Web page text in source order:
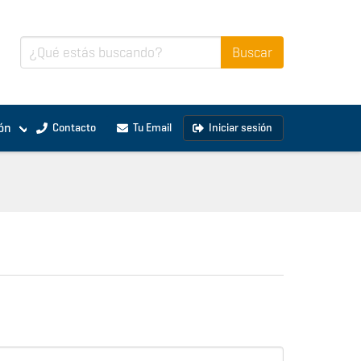
Contacto Tu Email Iniciar sesión